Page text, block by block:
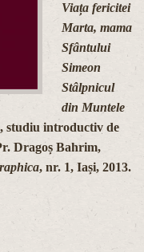
Viața fericitei
Marta, mama
Sfântului
Simeon
Stâlpnicul
din Muntele
studiu introductiv de
Dragoș Bahrim,
, nr. 1, Iași, 2013.